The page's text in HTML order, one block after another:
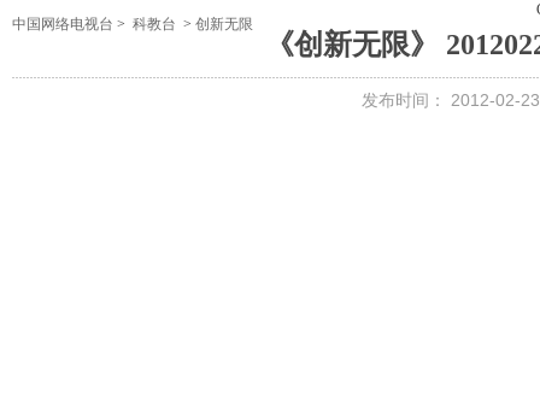
中国网络电视台 > 科教台 > 创新无限
《创新无限》
发布时间： 2012-02-